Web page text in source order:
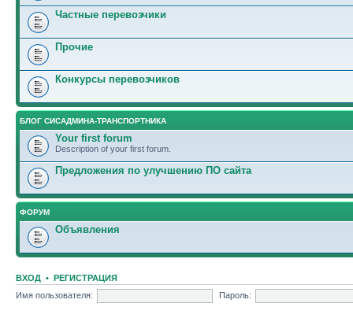
Частные перевозчики
Прочие
Конкурсы перевозчиков
БЛОГ СИСАДМИНА-ТРАНСПОРТНИКА
Your first forum
Description of your first forum.
Предложения по улучшению ПО сайта
ФОРУМ
Объявления
ВХОД • РЕГИСТРАЦИЯ
Имя пользователя:
Пароль: